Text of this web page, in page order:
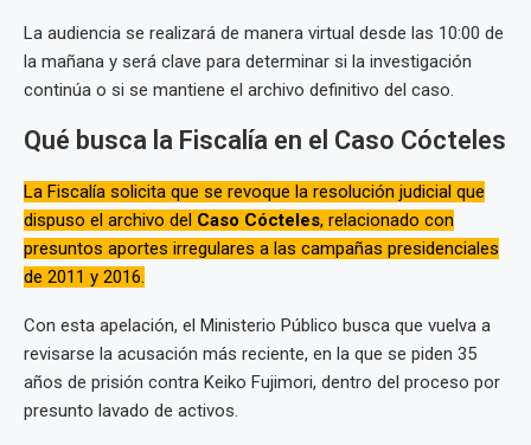
La audiencia se realizará de manera virtual desde las 10:00 de
la mañana y será clave para determinar si la investigación
continúa o si se mantiene el archivo definitivo del caso.
Qué busca la Fiscalía en el Caso Cócteles
La Fiscalía solicita que se revoque la resolución judicial que
dispuso el archivo del Caso Cócteles, relacionado con
presuntos aportes irregulares a las campañas presidenciales
de 2011 y 2016.
Con esta apelación, el Ministerio Público busca que vuelva a
revisarse la acusación más reciente, en la que se piden 35
años de prisión contra Keiko Fujimori, dentro del proceso por
presunto lavado de activos.